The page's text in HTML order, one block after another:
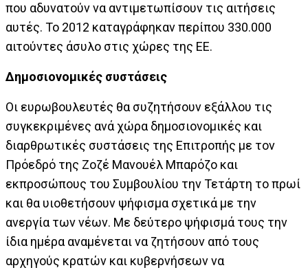
που αδυνατούν να αντιμετωπίσουν τις αιτήσεις
αυτές. Το 2012 καταγράφηκαν περίπου 330.000
αιτούντες άσυλο στις χώρες της ΕΕ.
Δημοσιονομικές συστάσεις
Οι ευρωβουλευτές θα συζητήσουν εξάλλου τις
συγκεκριμένες ανά χώρα δημοσιονομικές και
διαρθρωτικές συστάσεις της Επιτροπής με τον
Πρόεδρό της Ζοζέ Μανουέλ Μπαρόζο και
εκπροσώπους του Συμβουλίου την Τετάρτη το πρωί
και θα υιοθετήσουν ψήφισμα σχετικά με την
ανεργία των νέων. Με δεύτερο ψήφισμά τους την
ίδια ημέρα αναμένεται να ζητήσουν από τους
αρχηγούς κρατών και κυβερνήσεων να